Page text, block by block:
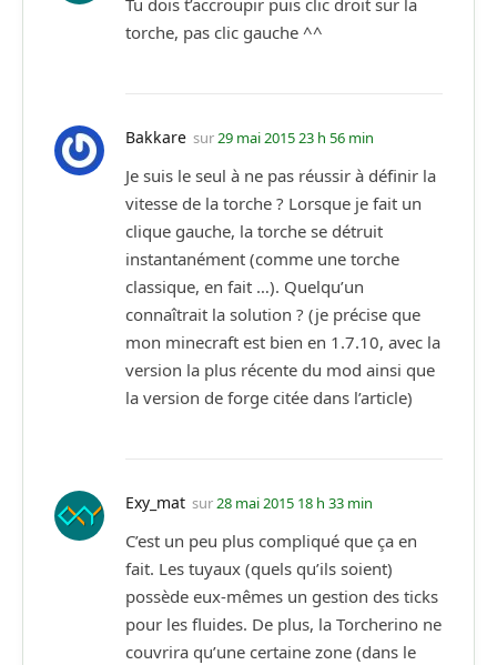
Tu dois t’accroupir puis clic droit sur la
torche, pas clic gauche ^^
Bakkare sur29 mai 2015 23 h 56 min
Je suis le seul à ne pas réussir à définir la
vitesse de la torche ? Lorsque je fait un
clique gauche, la torche se détruit
instantanément (comme une torche
classique, en fait …). Quelqu’un
connaîtrait la solution ? (je précise que
mon minecraft est bien en 1.7.10, avec la
version la plus récente du mod ainsi que
la version de forge citée dans l’article)
Exy_mat sur28 mai 2015 18 h 33 min
C’est un peu plus compliqué que ça en
fait. Les tuyaux (quels qu’ils soient)
possède eux-mêmes un gestion des ticks
pour les fluides. De plus, la Torcherino ne
couvrira qu’une certaine zone (dans le